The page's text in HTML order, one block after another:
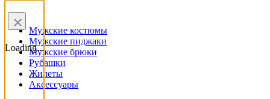
×
Loading...
Мужские костюмы
Мужские пиджаки
Мужские брюки
Рубашки
Жилеты
Аксессуары